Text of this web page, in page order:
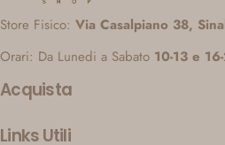
Store Fisico: Via Casalpiano 38,
Orari: Da Lunedi a Sabato 10-13 e
Acquista
Links Utili